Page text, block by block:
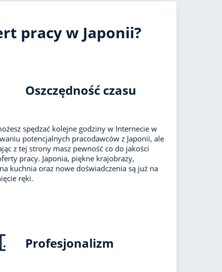
pracy w Japonii?
Oszczędność czasu
spędzać kolejne godziny w Internecie w
potencjalnych pracodawców z Japonii, ale
z tej strony masz pewność co do jakości
pracy. Japonia, piękne krajobrazy,
kuchnia oraz nowe doświadczenia są już na
ręki.
Profesjonalizm